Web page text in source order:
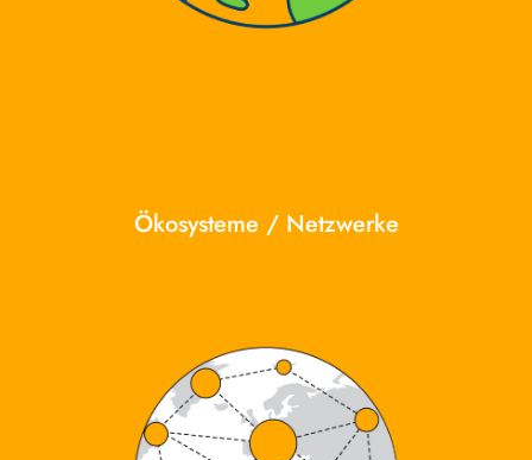
Ökosysteme / Netzwerke